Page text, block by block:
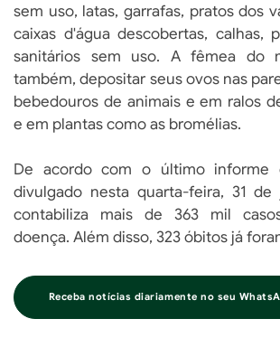
sem uso, latas, garrafas, pratos dos
caixas d'água descobertas, calhas,
sanitários sem uso. A fêmea do
também, depositar seus ovos nas
bebedouros de animais e em ralos
e em plantas como as bromélias.
De acordo com o último informe
divulgado nesta quarta-feira, 31
contabiliza mais de 363 mil
doença. Além disso, 323 óbitos já
Receba notícias diariamente no seu